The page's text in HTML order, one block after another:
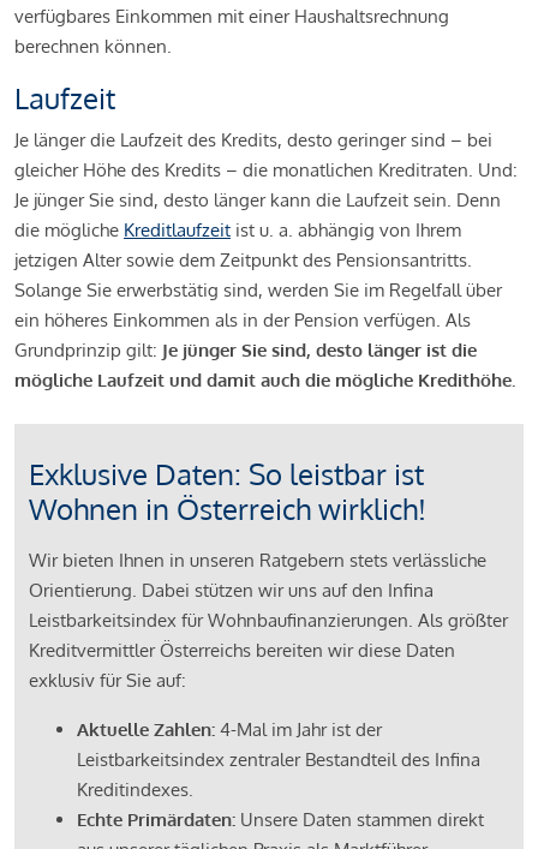
verfügbares Einkommen mit einer Haushaltsrechnung
berechnen können.
Laufzeit
Je länger die Laufzeit des Kredits, desto geringer sind – bei
gleicher Höhe des Kredits – die monatlichen Kreditraten. Und:
Je jünger Sie sind, desto länger kann die Laufzeit sein. Denn
die mögliche Kreditlaufzeit ist u. a. abhängig von Ihrem
jetzigen Alter sowie dem Zeitpunkt des Pensionsantritts.
Solange Sie erwerbstätig sind, werden Sie im Regelfall über
ein höheres Einkommen als in der Pension verfügen. Als
Grundprinzip gilt: Je jünger Sie sind, desto länger ist die
mögliche Laufzeit und damit auch die mögliche Kredithöhe.
Exklusive Daten: So leistbar ist
Wohnen in Österreich wirklich!
Wir bieten Ihnen in unseren Ratgebern stets verlässliche
Orientierung. Dabei stützen wir uns auf den Infina
Leistbarkeitsindex für Wohnbaufinanzierungen. Als größter
Kreditvermittler Österreichs bereiten wir diese Daten
exklusiv für Sie auf:
Aktuelle Zahlen: 4-Mal im Jahr ist der
Leistbarkeitsindex zentraler Bestandteil des Infina
Kreditindexes.
Echte Primärdaten: Unsere Daten stammen direkt